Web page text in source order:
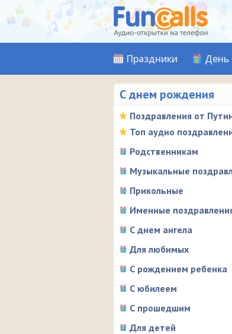
Праздники День
С днем рождения
Поздравления от
Топ аудио
Родственникам
Музыкальные
Прикольные
Именные
С днем ангела
Для любимых
С рождением ребенка
С юбилеем
С прошедшим
Для детей